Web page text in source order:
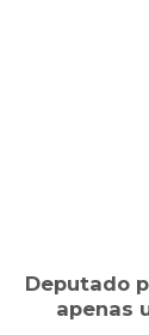
Deputado
apenas